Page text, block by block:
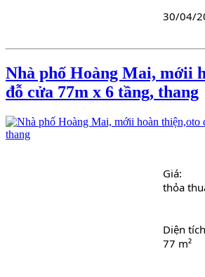
30/04/
Nhà phố Hoàng Mai, mớii
đỗ cửa 77m x 6 tầng, thang
Giá:
thỏa
Diện
77 m²